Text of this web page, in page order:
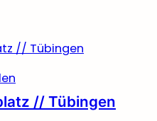
// Tübingen